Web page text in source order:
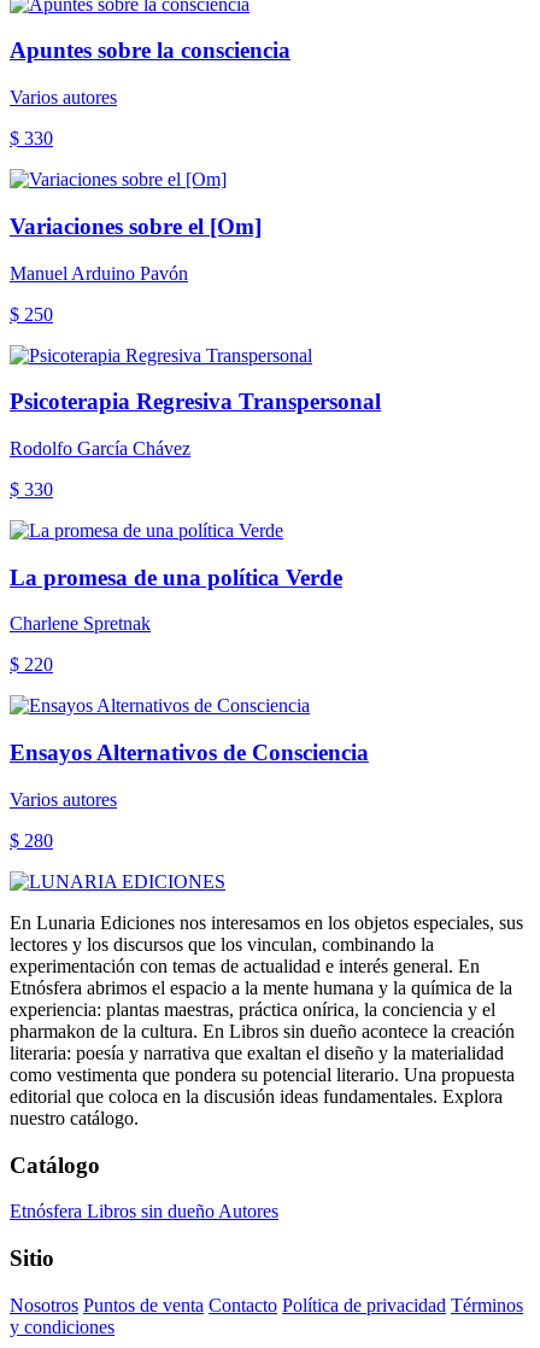
Apuntes sobre la consciencia
Varios autores
$ 330
Variaciones sobre el [Om]
Manuel Arduino Pavón
$ 250
Psicoterapia Regresiva Transpersonal
Rodolfo García Chávez
$ 330
La promesa de una política Verde
Charlene Spretnak
$ 220
Ensayos Alternativos de Consciencia
Varios autores
$ 280
En Lunaria Ediciones nos interesamos en los objetos especiales, sus
lectores y los discursos que los vinculan, combinando la
experimentación con temas de actualidad e interés general. En
Etnósfera abrimos el espacio a la mente humana y la química de la
experiencia: plantas maestras, práctica onírica, la conciencia y el
pharmakon de la cultura. En Libros sin dueño acontece la creación
literaria: poesía y narrativa que exaltan el diseño y la materialidad
como vestimenta que pondera su potencial literario. Una propuesta
editorial que coloca en la discusión ideas fundamentales. Explora
nuestro catálogo.
Catálogo
Etnósfera Libros sin dueño Autores
Sitio
Nosotros Puntos de venta Contacto Política de privacidad Términos
y condiciones